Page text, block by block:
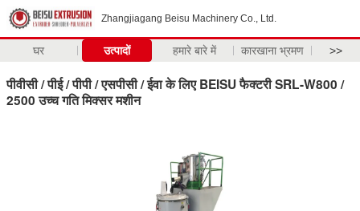
Zhangjiagang Beisu Machinery Co., Ltd.
घर उत्पादों हमारे बारे में कारखाना भ्रमण >>
पीवीसी / पीई / पीपी / एसपीसी / ईवा के लिए BEISU फैक्टरी SRL-W800 /
2500 उच्च गति मिक्सर मशीन